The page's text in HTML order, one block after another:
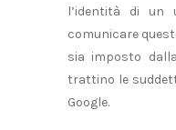
l’identità di un
comunicare
sia imposto
trattino le
Google.